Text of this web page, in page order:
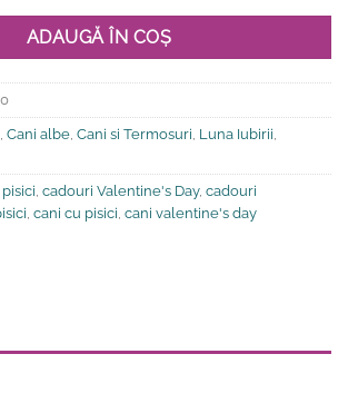
ADAUGĂ ÎN COȘ
Cani albe Cani si Termosuri Luna Iubirii
cadouri Valentine's Day, cadouri
cani cu pisici cani valentine's day